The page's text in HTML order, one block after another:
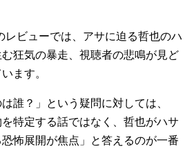
レビューでは、アサに迫る哲也のハ
狂気の暴走、視聴者の悲鳴が見ど
ます。
誰？」という疑問に対しては、
を特定する話ではなく、哲也がハサ
怖展開が焦点」と答えるのが一番